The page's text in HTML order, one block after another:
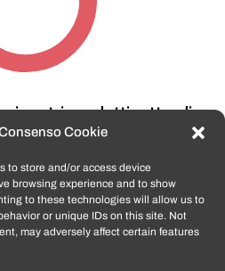
Cookie
to store and/or access device
browsing experience and to show
to these technologies will allow us to
or unique IDs on this site. Not
may adversely affect certain features
i nostri prodotti, attendi
secondo…
è lo shop n.1 in italia per
garantiti e certificati
SAMSUNG, HUAWEI,
e tanto altro